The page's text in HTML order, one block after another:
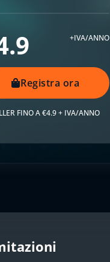
+IVA/ANNO
Registra ora
FINO A €4.9 + IVA/ANNO